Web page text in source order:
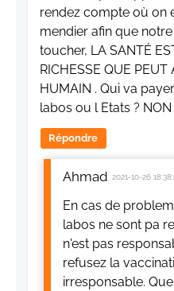
rendez compte où on
mendier afin que
toucher, LA SANTÉ
RICHESSE QUE PEUT
HUMAIN . Qui va
labos ou l Etats ? NON
Répondre
Ahmad 2021-10-26
En cas de
labos ne sont pa
n'est pas
refusez la
irresponsable.